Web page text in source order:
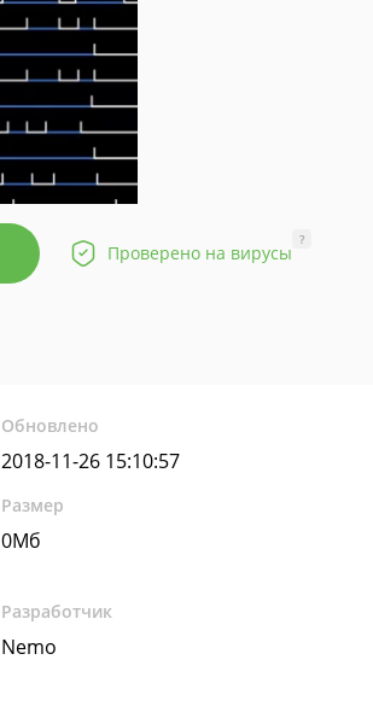
Проверено на вирусы
?
Обновлено
2018-11-26 15:10:57
Размер
0Мб
Разработчик
Nemo